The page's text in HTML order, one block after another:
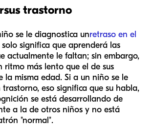
trastorno
se le diagnostica unretraso en el
solo significa que aprenderá las
actualmente le faltan; sin embargo,
ritmo más lento que el de sus
la misma edad. Si a un niño se le
eso significa que su habla,
se está desarrollando de
a la de otros niños y no está
"normal".